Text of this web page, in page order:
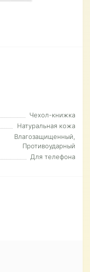
Чехол-книжка
Натуральная кожа
Влагозащищенный,
Противоударный
Для телефона